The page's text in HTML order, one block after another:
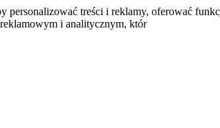
treści i reklamy, oferować
i analitycznym, któr